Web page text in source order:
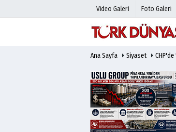
Video Galeri Foto Galeri
Ana Sayfa Siyaset